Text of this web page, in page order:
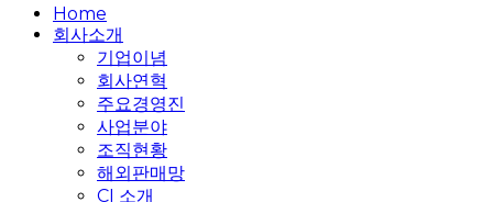
Close
Menu
Home
회사소개
기업이념
회사연혁
주요경영진
사업분야
조직현황
해외판매망
CI 소개